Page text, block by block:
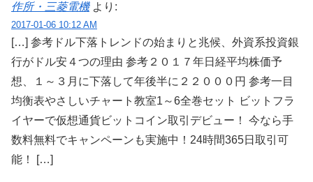
作所・三菱電機 より:
2017-01-06 10:12 AM
[…] 参考ドル下落トレンドの始まりと兆候、外資系投資銀
行がドル安４つの理由 参考２０１７年日経平均株価予
想、１～３月に下落して年後半に２２０００円 参考一目
均衡表やさしいチャート教室1～6全巻セット ビットフラ
イヤーで仮想通貨ビットコイン取引デビュー！ 今なら手
数料無料でキャンペーンも実施中！24時間365日取引可
能！ […]